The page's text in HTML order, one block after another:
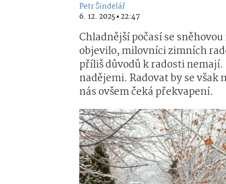
Petr Šindelář
6. 12. 2025 ▪ 22:47
Chladnější počasí se
objevilo, milovníci zimních
příliš důvodů k radosti
nadějemi. Radovat by se
nás ovšem čeká překvapení.